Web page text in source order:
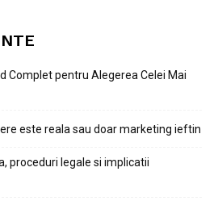
Complet pentru Alegerea Celei Mai
este reala sau doar marketing ieftin
proceduri legale si implicatii